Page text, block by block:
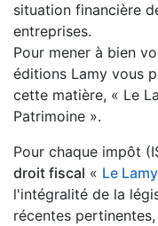
situation financière
entreprises.
Pour mener à bien
éditions Lamy vous
cette matière, « Le
Patrimoine ».
Pour chaque impôt
droit fiscal « Le
l'intégralité de la
récentes